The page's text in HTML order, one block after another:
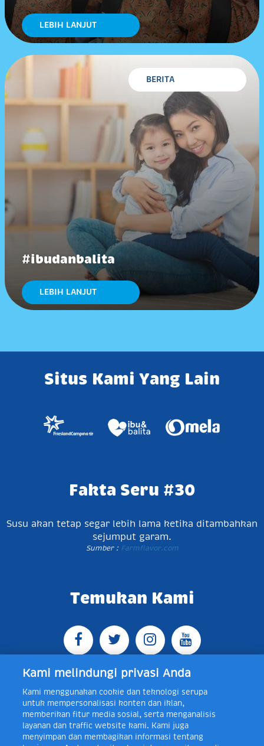
LEBIH LANJUT
#ibudanbalita
LEBIH LANJUT
BERITA
Situs Kami Yang Lain
Fakta Seru #30
Susu akan tetap segar lebih lama ketika ditambahkan
sejumput garam.
Sumber :Farmflavor.com
Temukan Kami
Jl. Raya Bogor KM 5, Pasar Rebo, Jakarta Timur,
Indonesia 13760
Telp +62 21 8410945 | PO BOX
4074 Jakarta 13760 Indonesia
Toll Free Layanan Peduli Frisian Flag 0-80018-21-406;
Kami melindungi privasi Anda
Kami menggunakan cookie dan teknologi serupa
untuk mempersonalisasi konten dan iklan,
memberikan fitur media sosial, serta menganalisis
layanan dan traffic website kami. Kami juga
menyimpan dan membagikan informasi tentang